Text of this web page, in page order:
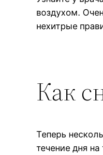
воздухом.
нехитрые
Как
Теперь
течение дня